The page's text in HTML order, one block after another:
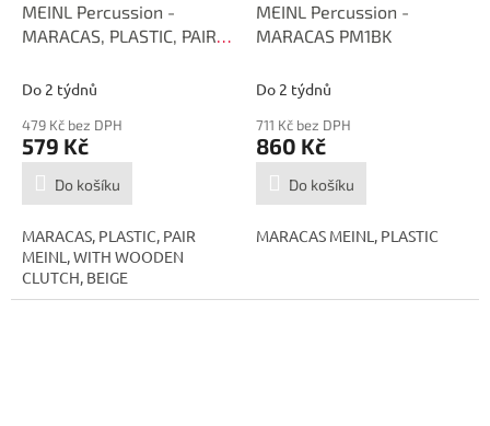
MEINL Percussion -
MARACAS, PLASTIC, PAIR
Do 2 týdnů
479 Kč bez DPH
579 Kč
Do košíku
MARACAS, PLASTIC, PAIR
MEINL, WITH WOODEN
CLUTCH, BEIGE
MEINL Percussion -
MARACAS PM1BK
Do 2 týdnů
711 Kč bez DPH
860 Kč
Do košíku
MARACAS MEINL, PLASTIC